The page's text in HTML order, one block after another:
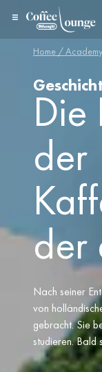
Home /Academy
Die
der
der
Nach seiner
von
gebracht. Sie
studieren. Bald